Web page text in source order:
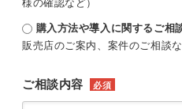
様の確認など）
購入方法や導入に関するご相
販売店のご案内、案件のご相談な
ご相談内容 必須